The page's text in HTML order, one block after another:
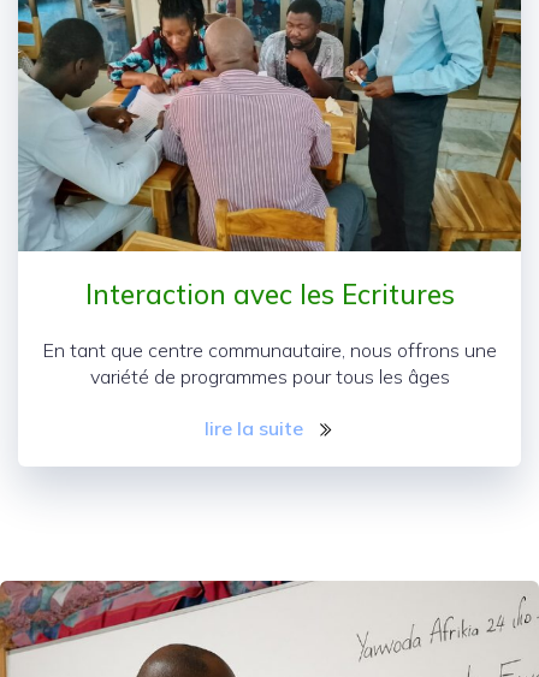
Interaction avec les Ecritures
En tant que centre communautaire, nous offrons une
variété de programmes pour tous les âges
lire la suite